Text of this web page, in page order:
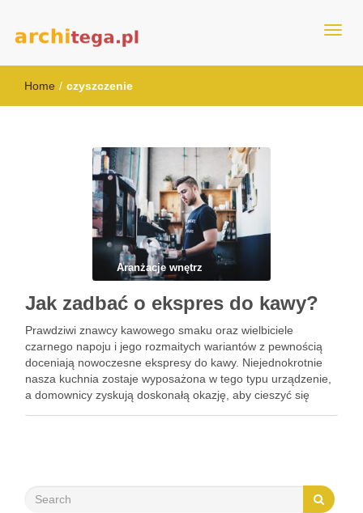
architega.pl
Home / czyszczenie
Aranżacje wnętrz
Jak zadbać o ekspres do kawy?
Prawdziwi znawcy kawowego smaku oraz wielbiciele
czarnego napoju i jego rozmaitych wariantów z pewnością
doceniają nowoczesne ekspresy do kawy. Niejednokrotnie
nasza kuchnia zostaje wyposażona w tego typu urządzenie,
a domownicy zyskują doskonałą okazję, aby cieszyć się